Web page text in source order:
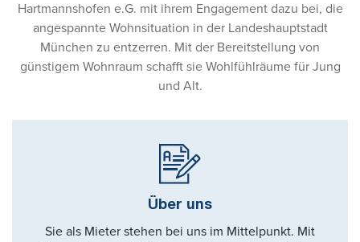
Hartmannshofen e.G. mit ihrem Engagement dazu bei, die
angespannte Wohnsituation in der Landeshauptstadt
München zu entzerren. Mit der Bereitstellung von
günstigem Wohnraum schafft sie Wohlfühlräume für Jung
und Alt.
Über uns
Sie als Mieter stehen bei uns im Mittelpunkt. Mit